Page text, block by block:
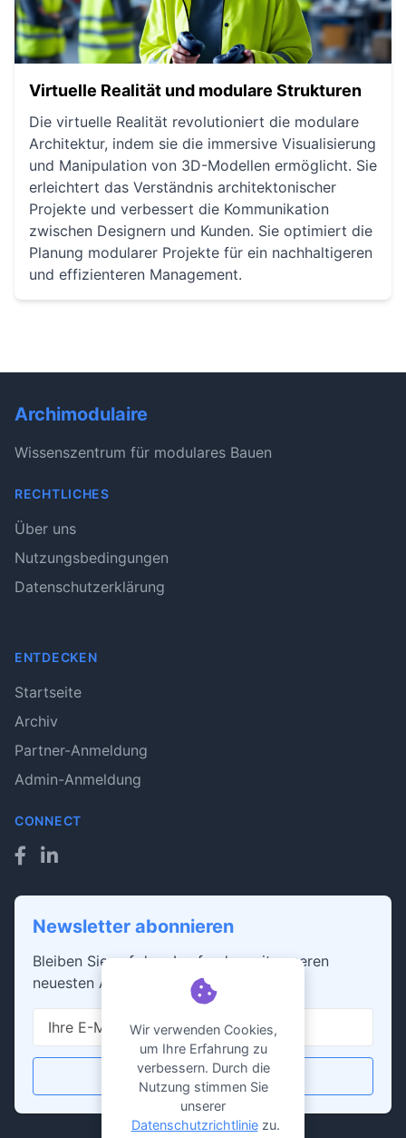
Virtuelle Realität und modulare Strukturen
Die virtuelle Realität revolutioniert die modulare
Architektur, indem sie die immersive Visualisierung
und Manipulation von 3D-Modellen ermöglicht. Sie
erleichtert das Verständnis architektonischer
Projekte und verbessert die Kommunikation
zwischen Designern und Kunden. Sie optimiert die
Planung modularer Projekte für ein nachhaltigeren
und effizienteren Management.
Archimodulaire
Wissenszentrum für modulares Bauen
RECHTLICHES
Über uns
Nutzungsbedingungen
Datenschutzerklärung
ENTDECKEN
Startseite
Archiv
Partner-Anmeldung
Admin-Anmeldung
CONNECT
Newsletter abonnieren
Bleiben Sie auf dem Laufenden mit unseren
neuesten Artikeln und Nachrichten
Abonnieren
Wir verwenden Cookies,
um Ihre Erfahrung zu
verbessern. Durch die
Nutzung stimmen Sie
unserer
Datenschutzrichtliniezu.